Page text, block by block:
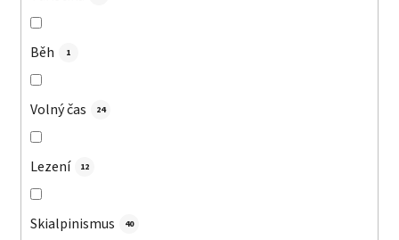
Běh 1
Volný čas 24
Lezení 12
Skialpinismus 40